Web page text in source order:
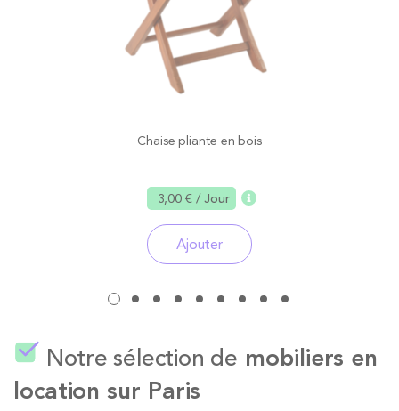
Chaise pliante en bois
3,00 €/ Jour
Ajouter
Notre sélection de mobiliers en
location sur Paris